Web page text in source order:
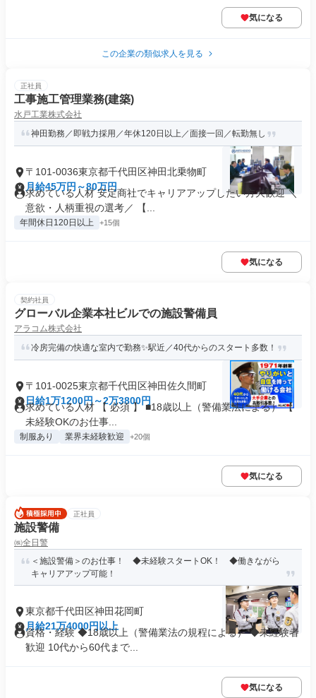
気になる
この企業の類似求人を見る
正社員
工事施工管理業務(建築)
水戸工業株式会社
神田勤務／即戦力採用／年休120日以上／面接一回／転勤無し
〒101-0036東京都千代田区神田北乗物町
月給45万円～80万円
求めている人材 安定商社でキャリアアップしたい方大歓迎 ＼
意欲・人柄重視の選考／ 【...
年間休日120日以上 +15個
気になる
契約社員
グローバル企業本社ビルでの施設警備員
アラコム株式会社
冷房完備の快適な室内で勤務✨駅近／40代からのスタート多数！
〒101-0025東京都千代田区神田佐久間町
日給1万1200円～2万3800円
求めている人材 【 必須 】 ■18歳以上（警備業法による） 【
未経験OKのお仕事...
制服あり 業界未経験歓迎 +20個
気になる
正社員
施設警備
㈱全日警
＜施設警備＞のお仕事！ ◆未経験スタートOK！ ◆働きながら
キャリアアップ可能！
東京都千代田区神田花岡町
月給21万4000円以上
資格・経験 ◆18歳以上（警備業法の規程による） ◆未経験者
歓迎 10代から60代まで...
気になる